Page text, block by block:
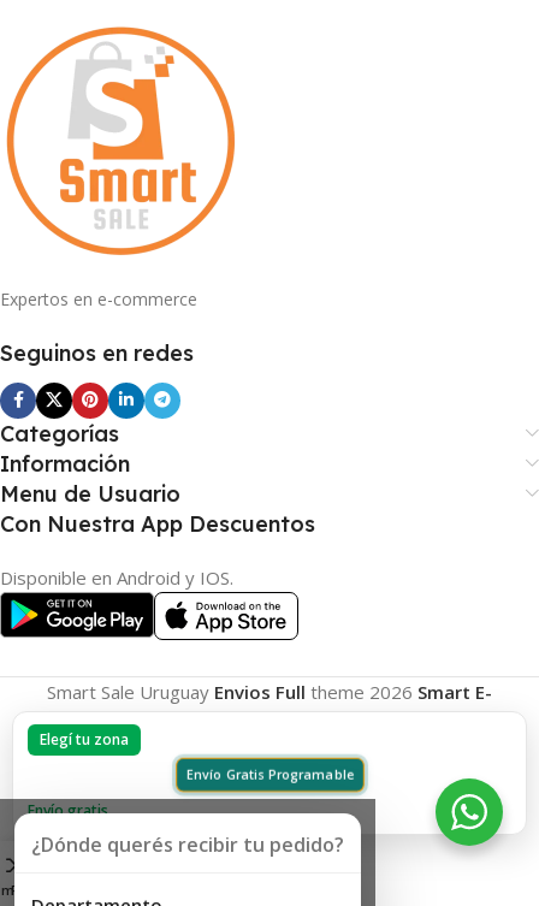
Elegí tu zona
Envío Gratis Programable
Envío gratis
Expertos en e-commerce
Seguinos en redes
Categorías
Información
Menu de Usuario
Con Nuestra App Descuentos
Disponible en Android y IOS.
Smart Sale Uruguay Envios Full theme 2026 Smart E-
Commerce.
Favoritos
¿Dónde querés recibir tu pedido?